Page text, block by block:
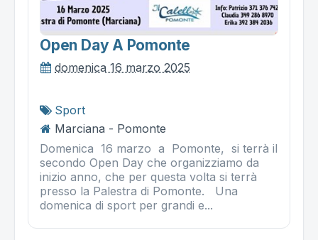
Open Day A Pomonte
domenica 16 marzo 2025
Sport
Marciana - Pomonte
Domenica 16 marzo a Pomonte, si terrà il
secondo Open Day che organizziamo da
inizio anno, che per questa volta si terrà
presso la Palestra di Pomonte. Una
domenica di sport per grandi e...